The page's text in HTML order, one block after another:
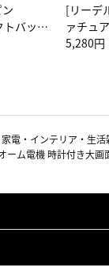
バッグ
）ス
[リーデ
ァチュ
ト（レ
5,280円
家電・インテリア・生活
ーム電機 時計付き大